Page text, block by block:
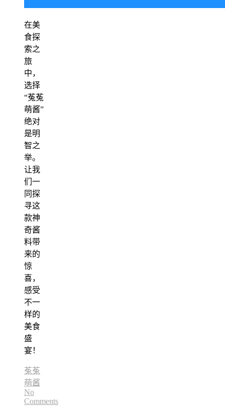
在美
食探
索之
旅
中，
选择
“菟菟
萌酱”
绝对
是明
智之
举。
让我
们一
同探
寻这
款神
奇酱
料带
来的
惊
喜，
感受
不一
样的
美食
盛
宴！
菟菟
萌酱
No
Comments